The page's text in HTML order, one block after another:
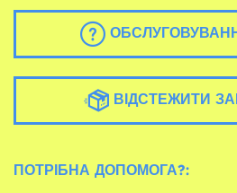
ВІДСТЕЖИТИ
ПОТРІБНА ДОПОМОГА?: